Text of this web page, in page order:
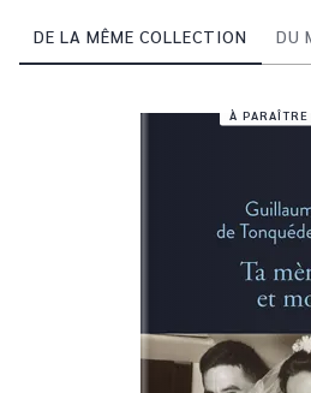
DE LA MÊME COLLECTION DU
À PARAÎTRE